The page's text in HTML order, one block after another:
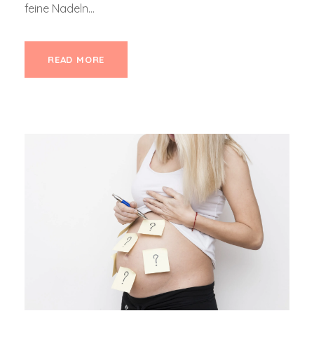
feine Nadeln...
READ MORE